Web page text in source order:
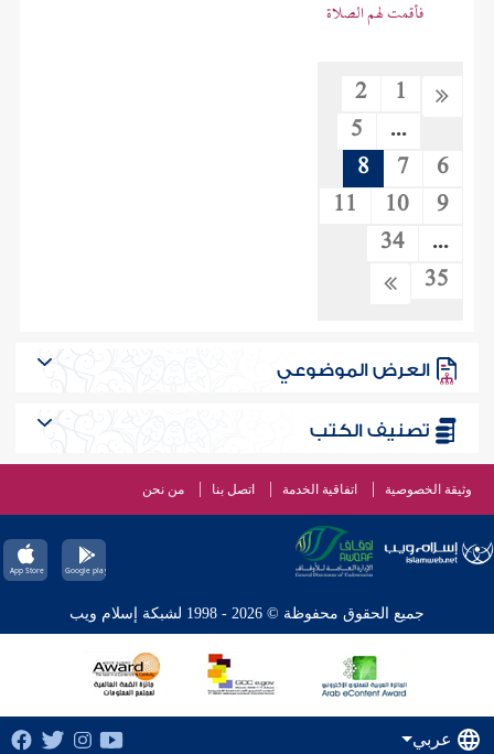
فأقمت لهم الصلاة
1
2
...
5
6
7
8
9
10
11
...
34
35
العرض الموضوعي
تصنيف الكتب
وثيقة الخصوصية اتفاقية الخدمة اتصل بنا من نحن
جميع الحقوق محفوظة © 2026 - 1998 لشبكة إسلام ويب
عربي